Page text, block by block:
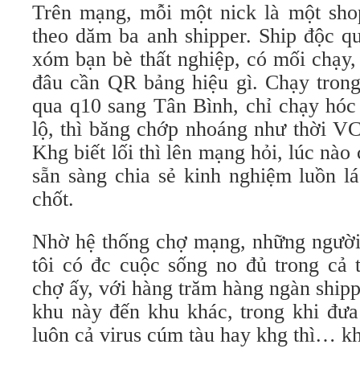
Trên mạng, mỗi một nick là một
theo dăm ba anh shipper. Ship độc
xóm bạn bè thất nghiệp, có mối
đâu cần QR bảng hiệu gì. Chạy
qua q10 sang Tân Bình, chỉ chạy
lộ, thì băng chớp nhoáng như thời
Khg biết lối thì lên mạng hỏi, lúc nào
sẵn sàng chia sẻ kinh nghiệm luồn
chốt.
Nhờ hệ thống chợ mạng, những
tôi có đc cuộc sống no đủ trong cả
chợ ấy, với hàng trăm hàng ngàn
khu này đến khu khác, trong khi
luôn cả virus cúm tàu hay khg thì…